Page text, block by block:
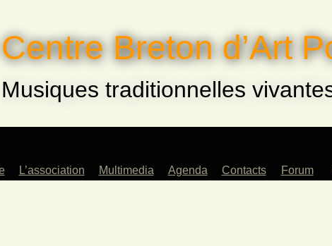
Centre Breton d’Art
Musiques traditionnelles
L’association
Multimedia
Agenda Contacts Forum